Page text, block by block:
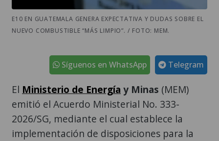
E10 EN GUATEMALA GENERA EXPECTATIVA Y DUDAS SOBRE EL
NUEVO COMBUSTIBLE “MÁS LIMPIO”. / FOTO: MEM.
Telegram
Síguenos en WhatsApp
El Ministerio de Energía y Minas (MEM)
emitió el Acuerdo Ministerial No. 333-
2026/SG, mediante el cual establece la
implementación de disposiciones para la